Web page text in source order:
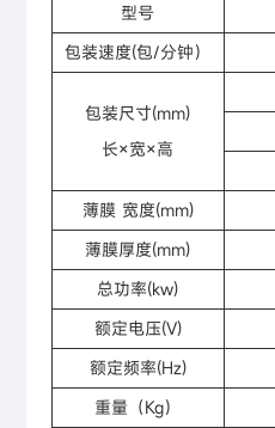
型号
包装速度(包/分钟）
包装尺寸(mm)
长×宽×高
薄膜 宽度(mm)
薄膜厚度(mm)
总功率(kw)
额定电压(V)
额定频率(Hz)
重量（Kg）